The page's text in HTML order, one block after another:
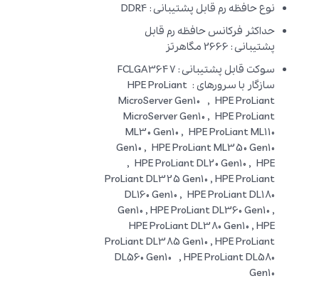
نوع حافظه رم قابل پشتیبانی : DDR4
حداکثر فرکانس حافظه رم قابل
پشتیبانی : 2666 مگاهرتز
سوکت قابل پشتیبانی : FCLGA3647
سازگار با سرورهای : HPE ProLiant
MicroServer Gen10 , HPE ProLiant
MicroServer Gen10 , HPE ProLiant
ML30 Gen10 , HPE ProLiant ML110
Gen10 , HPE ProLiant ML350 Gen10
, HPE ProLiant DL20 Gen10 , HPE
ProLiant DL325 Gen10 , HPE ProLiant
DL160 Gen10 , HPE ProLiant DL180
Gen10 , HPE ProLiant DL360 Gen10 ,
HPE ProLiant DL380 Gen10 , HPE
ProLiant DL385 Gen10 , HPE ProLiant
DL560 Gen10 , HPE ProLiant DL580
Gen10